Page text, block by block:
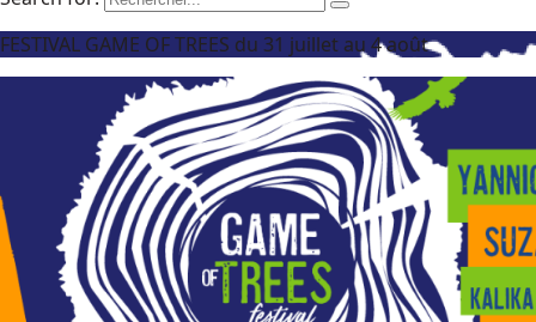
FESTIVAL GAME OF TREES du 31 juillet au 4 août